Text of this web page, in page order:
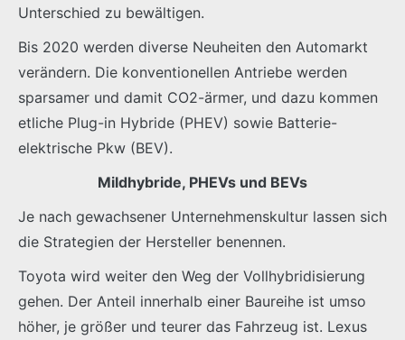
Unterschied zu bewältigen.
Bis 2020 werden diverse Neuheiten den Automarkt
verändern. Die konventionellen Antriebe werden
sparsamer und damit CO2-ärmer, und dazu kommen
etliche Plug-in Hybride (PHEV) sowie Batterie-
elektrische Pkw (BEV).
Mildhybride, PHEVs und BEVs
Je nach gewachsener Unternehmenskultur lassen sich
die Strategien der Hersteller benennen.
Toyota wird weiter den Weg der Vollhybridisierung
gehen. Der Anteil innerhalb einer Baureihe ist umso
höher, je größer und teurer das Fahrzeug ist. Lexus